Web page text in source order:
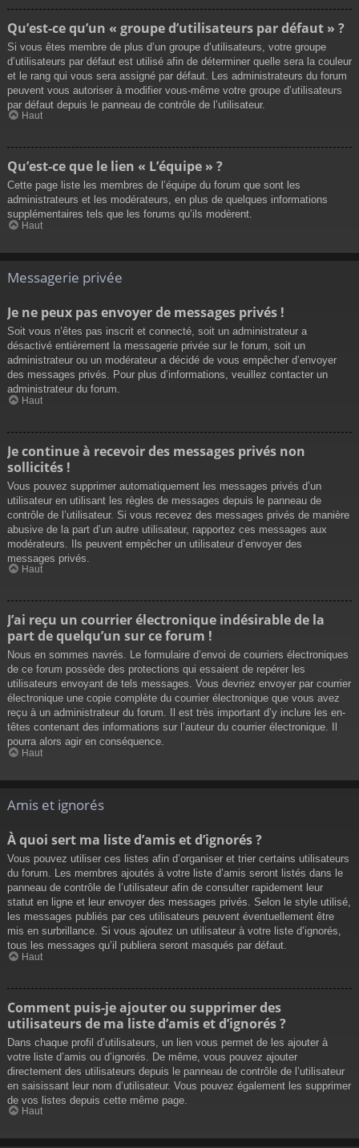
Qu’est-ce qu’un « groupe d’utilisateurs par défaut » ?
Si vous êtes membre de plus d’un groupe d’utilisateurs, votre groupe
d’utilisateurs par défaut est utilisé afin de déterminer quelle sera la couleur
et le rang qui vous sera assigné par défaut. Les administrateurs du forum
peuvent vous autoriser à modifier vous-même votre groupe d’utilisateurs
par défaut depuis le panneau de contrôle de l’utilisateur.
Haut
Qu’est-ce que le lien « L’équipe » ?
Cette page liste les membres de l’équipe du forum que sont les
administrateurs et les modérateurs, en plus de quelques informations
supplémentaires tels que les forums qu’ils modèrent.
Haut
Messagerie privée
Je ne peux pas envoyer de messages privés !
Soit vous n’êtes pas inscrit et connecté, soit un administrateur a
désactivé entièrement la messagerie privée sur le forum, soit un
administrateur ou un modérateur a décidé de vous empêcher d’envoyer
des messages privés. Pour plus d’informations, veuillez contacter un
administrateur du forum.
Haut
Je continue à recevoir des messages privés non
sollicités !
Vous pouvez supprimer automatiquement les messages privés d’un
utilisateur en utilisant les règles de messages depuis le panneau de
contrôle de l’utilisateur. Si vous recevez des messages privés de manière
abusive de la part d’un autre utilisateur, rapportez ces messages aux
modérateurs. Ils peuvent empêcher un utilisateur d’envoyer des
messages privés.
Haut
J’ai reçu un courrier électronique indésirable de la
part de quelqu’un sur ce forum !
Nous en sommes navrés. Le formulaire d’envoi de courriers électroniques
de ce forum possède des protections qui essaient de repérer les
utilisateurs envoyant de tels messages. Vous devriez envoyer par courrier
électronique une copie complète du courrier électronique que vous avez
reçu à un administrateur du forum. Il est très important d’y inclure les en-
têtes contenant des informations sur l’auteur du courrier électronique. Il
pourra alors agir en conséquence.
Haut
Amis et ignorés
À quoi sert ma liste d’amis et d’ignorés ?
Vous pouvez utiliser ces listes afin d’organiser et trier certains utilisateurs
du forum. Les membres ajoutés à votre liste d’amis seront listés dans le
panneau de contrôle de l’utilisateur afin de consulter rapidement leur
statut en ligne et leur envoyer des messages privés. Selon le style utilisé,
les messages publiés par ces utilisateurs peuvent éventuellement être
mis en surbrillance. Si vous ajoutez un utilisateur à votre liste d’ignorés,
tous les messages qu’il publiera seront masqués par défaut.
Haut
Comment puis-je ajouter ou supprimer des
utilisateurs de ma liste d’amis et d’ignorés ?
Dans chaque profil d’utilisateurs, un lien vous permet de les ajouter à
votre liste d’amis ou d’ignorés. De même, vous pouvez ajouter
directement des utilisateurs depuis le panneau de contrôle de l’utilisateur
en saisissant leur nom d’utilisateur. Vous pouvez également les supprimer
de vos listes depuis cette même page.
Haut